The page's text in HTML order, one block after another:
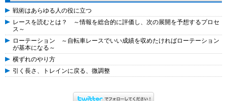
戦術はあらゆる人の役に立つ
レースを読むとは？ ～情報を総合的に評価し、次の展開を予想するプロセ
ス～
ローテーション ～自転車レースでいい成績を収めたければローテーション
が基本になる～
横ずれのやり方
引く長さ、トレインに戻る、微調整